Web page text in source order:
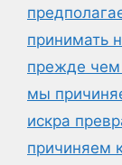
принимать
прежде чем
мы
искра
причиняем